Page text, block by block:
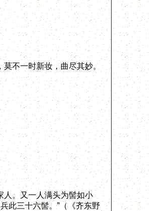
不一时新妆，曲尽其妙。
。又一人满头为髻如小
此三十六髻。”（《齐东野